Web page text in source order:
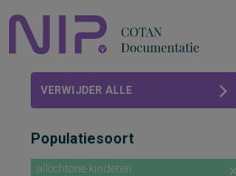
VERWIJDER ALLE
Populatiesoort
allochtone kinderen